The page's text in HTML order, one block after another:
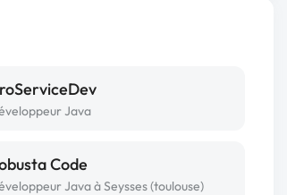
Java
Code
Java à Seysses (toulouse)